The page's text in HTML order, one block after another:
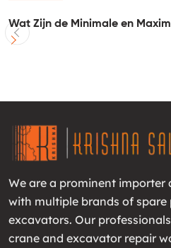
Wat Zijn de Minimale en
We are a prominent importer
with multiple brands of spare
excavators. Our
crane and excavator repair